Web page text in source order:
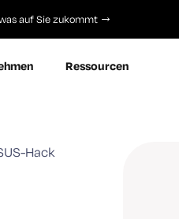
auf Sie zukommt
Ressourcen